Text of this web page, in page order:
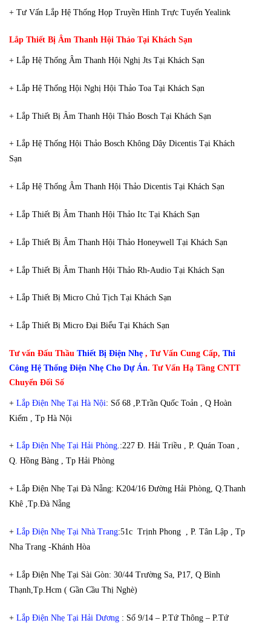
+ Tư Vấn Lắp Hệ Thống Họp Truyền Hình Trực Tuyến Yealink
Lắp Thiết Bị Âm Thanh Hội Thảo Tại Khách Sạn
+ Lắp Hệ Thống Âm Thanh Hội Nghị Jts Tại Khách Sạn
+ Lắp Hệ Thống Hội Nghị Hội Thảo Toa Tại Khách Sạn
+ Lắp Thiết Bị Âm Thanh Hội Thảo Bosch Tại Khách Sạn
+ Lắp Hệ Thống Hội Thảo Bosch Không Dây Dicentis Tại Khách
Sạn
+ Lắp Hệ Thống Âm Thanh Hội Thảo Dicentis Tại Khách Sạn
+ Lắp Thiết Bị Âm Thanh Hội Thảo Itc Tại Khách Sạn
+ Lắp Thiết Bị Âm Thanh Hội Thảo Honeywell Tại Khách Sạn
+ Lắp Thiết Bị Âm Thanh Hội Thảo Rh-Audio Tại Khách Sạn
+ Lắp Thiết Bị Micro Chủ Tịch Tại Khách Sạn
+ Lắp Thiết Bị Micro Đại Biểu Tại Khách Sạn
Tư vấn Đấu Thầu Thiết Bị Điện Nhẹ , Tư Vấn Cung Cấp, Thi
Công Hệ Thống Điện Nhẹ Cho Dự Án. Tư Vấn Hạ Tầng CNTT
Chuyển Đối Số
+ Lắp Điện Nhẹ Tại Hà Nội: Số 68 ,P.Trần Quốc Toản , Q Hoàn
Kiếm , Tp Hà Nội
+ Lắp Điện Nhẹ Tại Hải Phòng.:227 Đ. Hải Triều , P. Quán Toan ,
Q. Hồng Bàng , Tp Hải Phòng
+ Lắp Điện Nhẹ Tại Đà Nẵng: K204/16 Đường Hải Phòng, Q.Thanh
Khê ,Tp.Đà Nẵng
+ Lắp Điện Nhẹ Tại Nhà Trang:51c Trịnh Phong , P. Tân Lập , Tp
Nha Trang -Khánh Hòa
+ Lắp Điện Nhẹ Tại Sài Gòn: 30/44 Trường Sa, P17, Q Bình
Thạnh,Tp.Hcm ( Gần Cầu Thị Nghè)
+ Lắp Điện Nhẹ Tại Hải Dương : Số 9/14 – P.Tứ Thông – P.Tứ